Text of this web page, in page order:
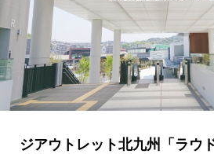
ジアウトレット北九州「ラウ